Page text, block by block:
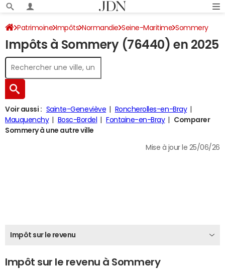
Patrimoine Impôts Normandie Seine-Maritime Sommery
Impôt sur le revenu
Impôts à Sommery (76440) en 2025
Voir aussi : Sainte-Geneviève
Roncherolles-en-Bray
Mauquenchy
Bosc-Bordel Fontaine-en-Bray
Comparer
Sommery à une autre ville
Mise à jour le 25/06/26
Impôt sur le revenu
Impôt sur le revenu à Sommery